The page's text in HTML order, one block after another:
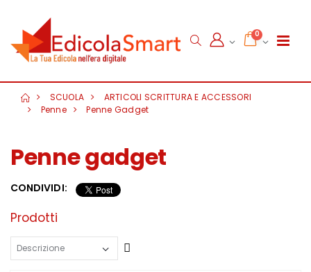
0
SCUOLA
ARTICOLI SCRITTURA E ACCESSORI
Penne
Penne Gadget
Penne gadget
CONDIVIDI:
Prodotti